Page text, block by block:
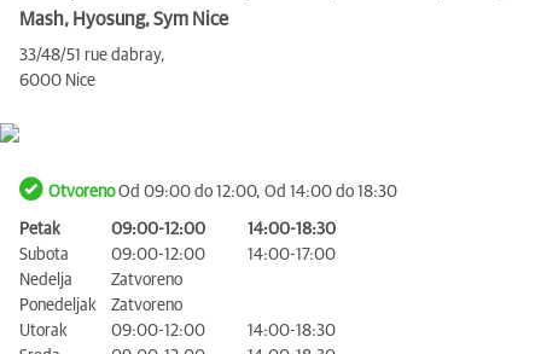
Mash, Hyosung, Sym Nice
33/48/51 rue dabray,
6000 Nice
OtvorenoOd 09:00 do 12:00, Od 14:00 do 18:30
Petak 09:00-12:00
14:00-18:30
Subota
09:00-12:00
14:00-17:00
Nedelja
Zatvoreno
Ponedeljak
Zatvoreno
Utorak
09:00-12:00
14:00-18:30